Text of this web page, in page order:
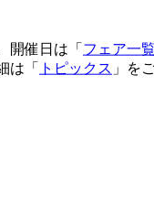
開催日は「 フェア一覧
は「
トピックス 」を